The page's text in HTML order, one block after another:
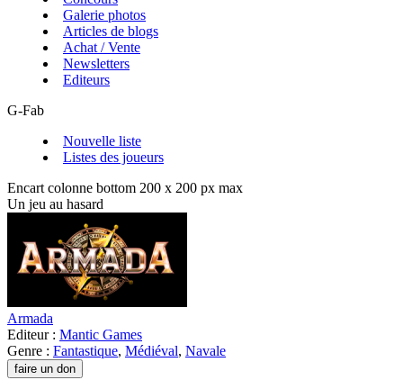
Galerie photos
Articles de blogs
Achat / Vente
Newsletters
Editeurs
G-Fab
Nouvelle liste
Listes des joueurs
Encart colonne bottom 200 x 200 px max
Un jeu au hasard
Armada
Editeur : Mantic Games
Genre : Fantastique, Médiéval, Navale